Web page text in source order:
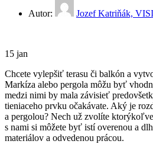
Autor: Jozef Katriňák,
15 jan
Chcete vylepšiť terasu či balkón a
Markíza alebo pergola môžu byť
medzi nimi by mala závisieť
tieniaceho prvku očakávate. Aký je
a pergolou? Nech už zvolíte
s nami si môžete byť istí overenou a
materiálov a odvedenou prácou.